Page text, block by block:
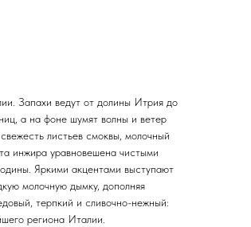
Запахи ведут от долины Итрия до
а на фоне шумят волны и ветер
листьев смоквы, молочный
инжира уравновешена чистыми
Яркими акцентами выступают
молочную дымку, дополняя
терпкий и сливочно-нежный:
региона Италии.